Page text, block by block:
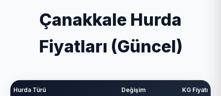
Çanakkale Hurda
Fiyatları (Güncel)
Hurda Türü Değişim KG Fiyatı